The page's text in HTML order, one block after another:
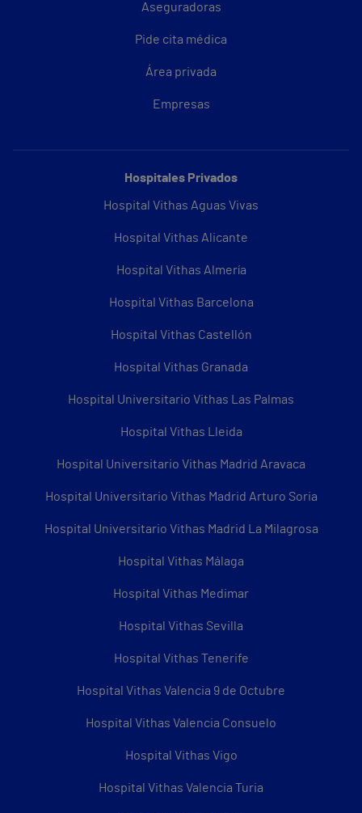
Aseguradoras
Pide cita médica
Área privada
Empresas
Hospitales Privados
Hospital Vithas Aguas Vivas
Hospital Vithas Alicante
Hospital Vithas Almería
Hospital Vithas Barcelona
Hospital Vithas Castellón
Hospital Vithas Granada
Hospital Universitario Vithas Las Palmas
Hospital Vithas Lleida
Hospital Universitario Vithas Madrid Aravaca
Hospital Universitario Vithas Madrid Arturo Soria
Hospital Universitario Vithas Madrid La Milagrosa
Hospital Vithas Málaga
Hospital Vithas Medimar
Hospital Vithas Sevilla
Hospital Vithas Tenerife
Hospital Vithas Valencia 9 de Octubre
Hospital Vithas Valencia Consuelo
Hospital Vithas Vigo
Hospital Vithas Valencia Turia